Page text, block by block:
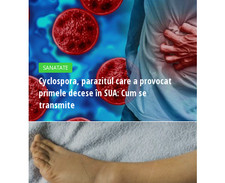
SANATATE
Cyclospora, parazitul care a provocat
primele decese în SUA: Cum se
transmite